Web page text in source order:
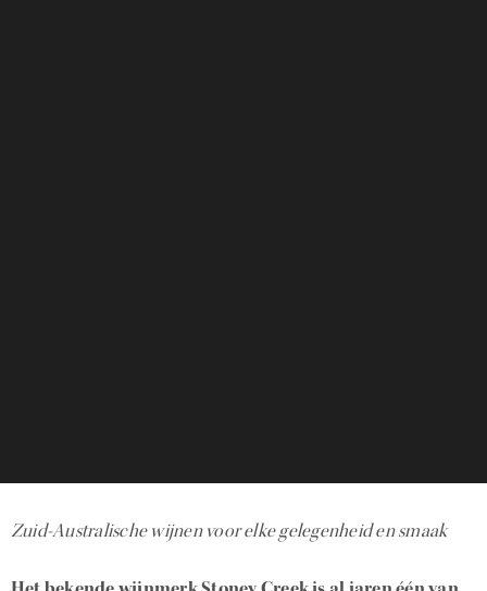
Zuid-Australische wijnen voor elke gelegenheid en smaak